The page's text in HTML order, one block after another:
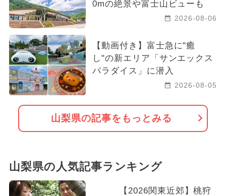
0mの絶景や富士山ビューも
2026-08-06
【動画付き】富士急に"癒
し"の新エリア「サンエックス
パラダイス」に潜入
2026-08-05
山梨県の記事をもっとみる
山梨県の人気記事ランキング
【2026関東近郊】桃狩